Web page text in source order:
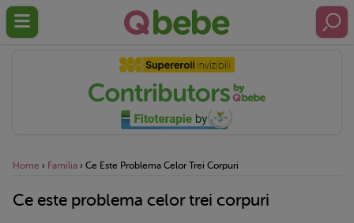
Home › Familia › Ce Este Problema Celor Trei Corpuri
Ce este problema celor trei corpuri